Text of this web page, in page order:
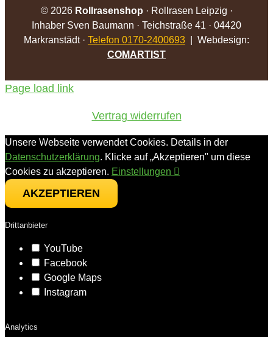
© 2026 Rollrasenshop · Rollrasen Leipzig ·
Inhaber Sven Baumann · Teichstraße 41 · 04420
Markranstädt · Telefon 0170-2400693 | Webdesign:
COMARTIST
Page load link
Vertrag widerrufen
Unsere Webseite verwendet Cookies. Details in der
Datenschutzerklärung. Klicke auf „Akzeptieren" um diese
Cookies zu akzeptieren. Einstellungen
AKZEPTIEREN
Drittanbieter
YouTube
Facebook
Google Maps
Instagram
Analytics